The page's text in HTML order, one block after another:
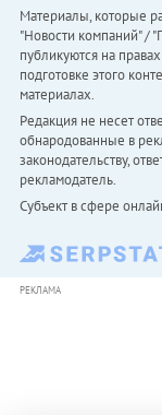
Материалы, которые
"Новости компаний" /
публикуются на
подготовке этого
материалах.
Редакция не несет
обнародованные в
законодательству,
рекламодатель.
Субъект в сфере
РЕКЛАМА